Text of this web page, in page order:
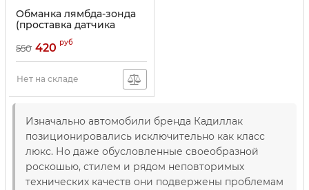
Обманка лямбда-зонда
(проставка датчика
кислорода)
550 420 руб
Нет на складе
Изначально автомобили бренда Кадиллак
позиционировались исключительно как класс
люкс. Но даже обусловленные своеобразной
роскошью, стилем и рядом неповторимых
технических качеств они подвержены проблемам